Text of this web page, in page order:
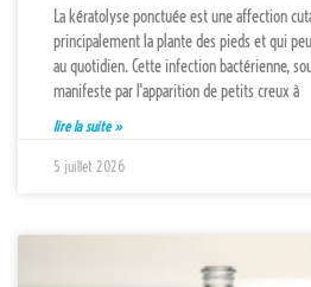
La kératolyse ponctuée est une affection
principalement la plante des pieds et qui
au quotidien. Cette infection bactérienne,
manifeste par l'apparition de petits creux à
lire la suite »
5 juillet 2026